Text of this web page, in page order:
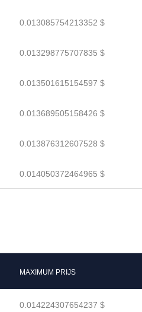
0.013085754213352 $
0.013298775707835 $
0.013501615154597 $
0.013689505158426 $
0.013876312607528 $
0.014050372464965 $
MAXIMUM PRIJS
0.014224307654237 $